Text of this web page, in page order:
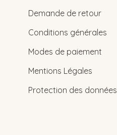
Demande de retour
Conditions générales
Modes de paiement
Mentions Légales
Protection des données